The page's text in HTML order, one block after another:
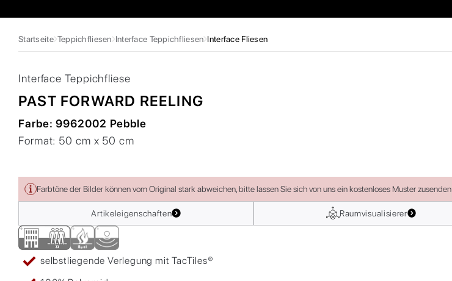
Startseite Teppichfliesen Interface Teppichfliesen Interface Fliesen
Interface Teppichfliese
PAST FORWARD REELING
Farbe:9962002 Pebble
Format: 50 cm x 50 cm
Farbtöne der Bilder können vom Original stark abweichen, bitte lassen Sie sich von uns ein kostenloses Muster zusenden.
Artikeleigenschaften Raumvisualisierer
selbstliegende Verlegung mit TacTiles®